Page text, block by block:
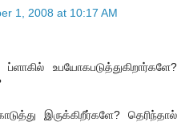
1, 2008 at 10:17 AM
உபயோகபடுத்துகிறார்களே?
இருக்கிறீர்களே? தெரிந்தால்